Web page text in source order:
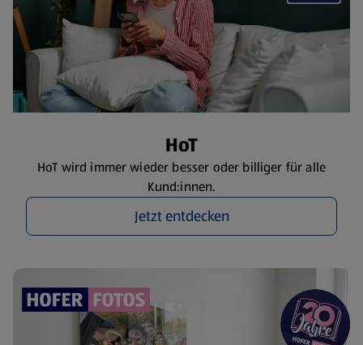
HoT
HoT wird immer wieder besser oder billiger für alle
Kund:innen.
Jetzt entdecken